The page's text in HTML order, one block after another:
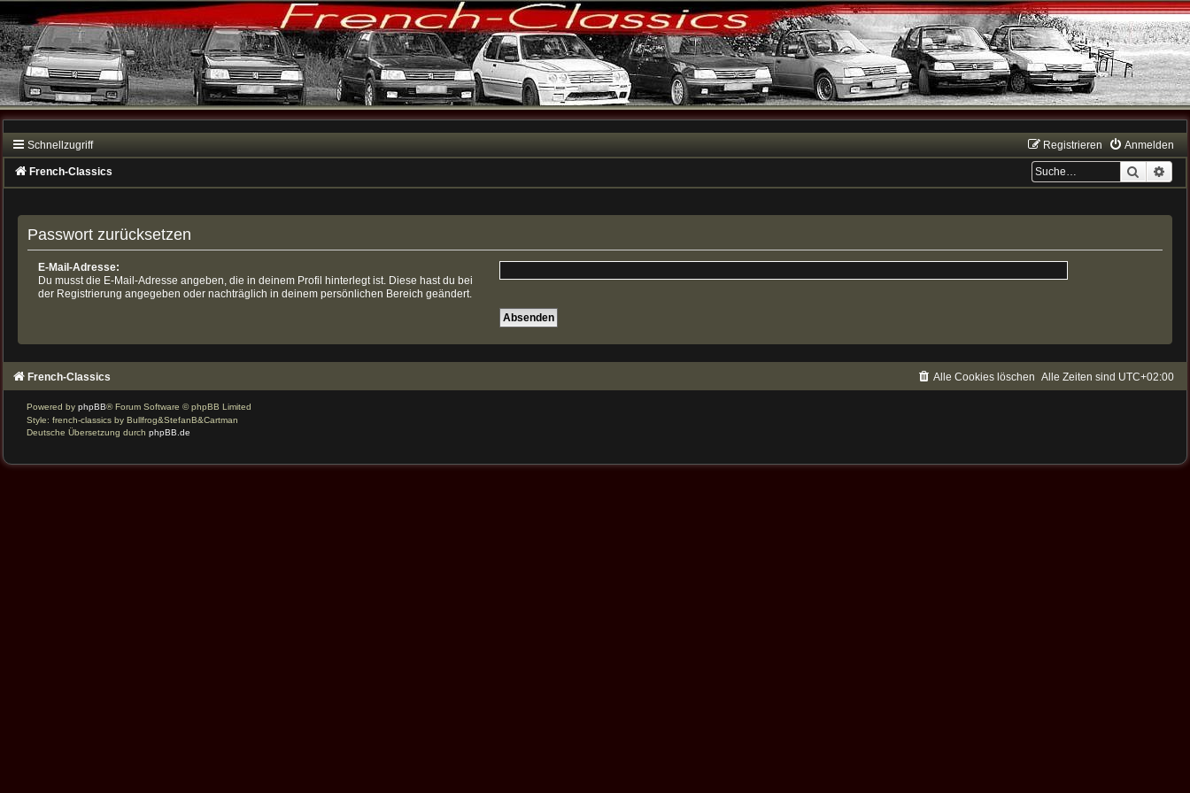
Schnellzugriff Anmelden
Registrieren
Suche
French-Classics
Passwort zurücksetzen
E-Mail-Adresse:
Du musst die E-Mail-Adresse angeben, die in deinem Profil hinterlegt ist. Diese hast du bei
der Registrierung angegeben oder nachträglich in deinem persönlichen Bereich geändert.
French-Classics Alle Zeiten sind UTC+02:00
Alle Cookies löschen
Powered byphpBB® Forum Software © phpBB Limited
Style: french-classics by Bullfrog&StefanB&Cartman
Deutsche Übersetzung durchphpBB.de